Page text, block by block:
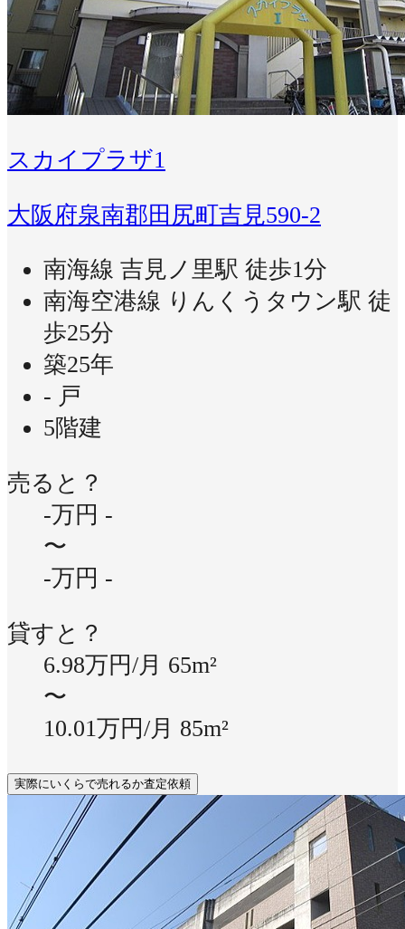
スカイプラザ1
大阪府泉南郡田尻町吉見590-2
南海線 吉見ノ里駅 徒歩1分
南海空港線 りんくうタウン駅 徒
歩25分
築25年
- 戸
5階建
売ると？
-万円 -
〜
-万円 -
貸すと？
6.98万円/月 65m²
〜
10.01万円/月 85m²
実際にいくらで売れるか査定依頼